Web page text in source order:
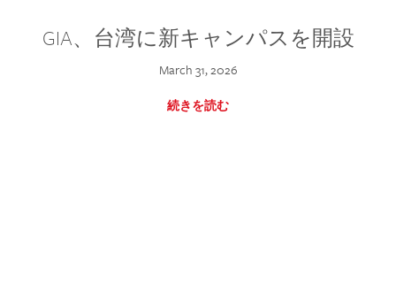
GIA、台湾に新キャンパスを開設
March 31, 2026
続きを読む